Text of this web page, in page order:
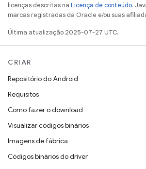
licenças descritas na Licença de conteúdo.
marcas registradas da Oracle e/ou suas
Última atualização 2025-07-27 UTC.
CRIAR
Repositório do Android
Requisitos
Como fazer o download
Visualizar códigos binários
Imagens de fábrica
Códigos binários do driver